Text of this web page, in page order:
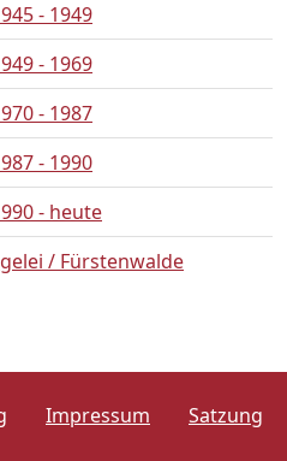
- 1949
- 1969
- 1987
- 1990
- heute
/ Fürstenwalde
Impressum Satzung